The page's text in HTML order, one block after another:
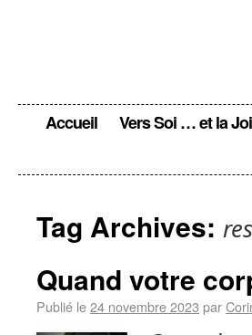
Accueil Vers Soi … et la
Tag Archives:
Quand votre
Publié le24 novembre 2023 par